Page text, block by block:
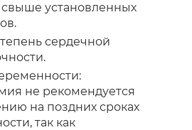
установленных
сердечной
не рекомендуется
на поздних сроках
так как